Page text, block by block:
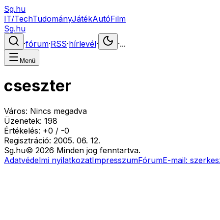
Sg.hu
IT/TechTudományJátékAutóFilm
Sg.hu
·fórum·RSS·hírlevél· ·...
Menü
cseszter
Város: Nincs megadva
Üzenetek: 198
Értékelés: +0 / -0
Regisztráció: 2005. 06. 12.
Sg.hu© 2026 Minden jog fenntartva.
Adatvédelmi nyilatkozatImpresszumFórumE-mail: